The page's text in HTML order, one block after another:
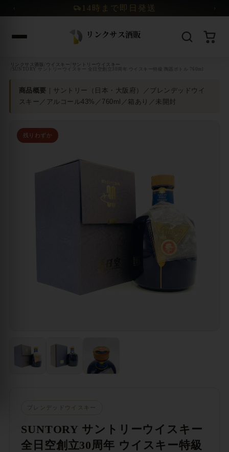
‹ 14時まで即日発送 ›
リンクサス酒販 ウイスキー サントリーウイスキー
SUNTORY サントリーウイスキー 全日空創立30周年 ウイスキー特級 陶器ボトル 760ml
商品概要 ｜サントリー（日本・大阪府）／ブレンデッドウイ
スキー／アルコール43%／760ml／箱あり／未開封
残りわずか
ブレンデッドウイスキー
SUNTORY サントリーウイスキー
全日空創立30周年 ウイスキー特級